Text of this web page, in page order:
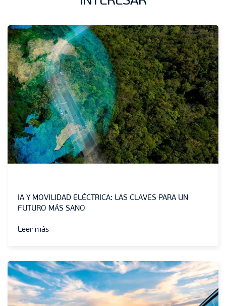
IA Y MOVILIDAD ELÉCTRICA: LAS CLAVES PARA UN
FUTURO MÁS SANO
Leer más